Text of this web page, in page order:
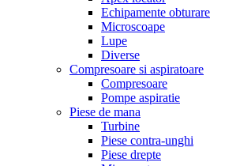
Echipamente obturare
Microscoape
Lupe
Diverse
Compresoare si aspiratoare
Compresoare
Pompe aspiratie
Piese de mana
Turbine
Piese contra-unghi
Piese drepte